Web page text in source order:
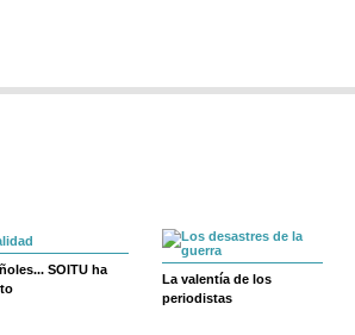
SOITU ha
La valentía de los
periodistas